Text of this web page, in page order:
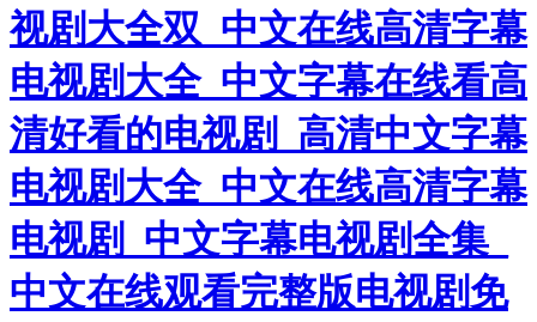
视剧大全双_中文在线高清字幕
电视剧大全_中文字幕在线看高
清好看的电视剧_高清中文字幕
电视剧大全_中文在线高清字幕
电视剧_中文字幕电视剧全集_
中文在线观看完整版电视剧免